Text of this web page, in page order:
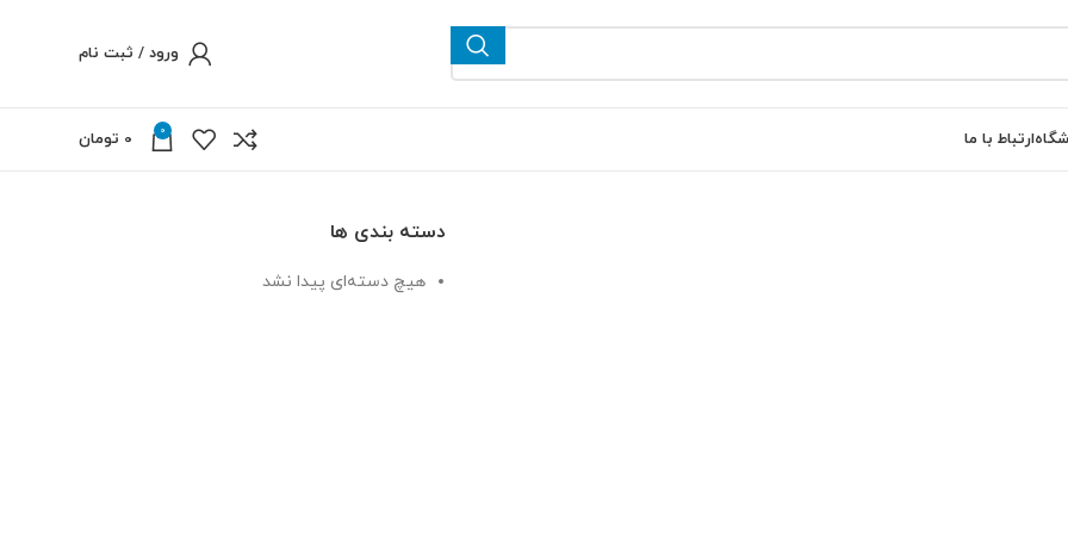
ورود / ثبت نام
ارتباط با ما 0
0 تومان
دسته بندی ها
هیچ دسته‌ای پیدا نشد